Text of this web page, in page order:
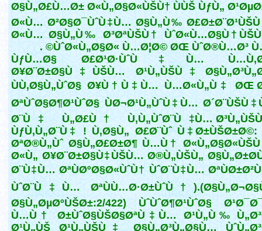
Ø§Ù„Ø£Ù…Ø± Ø«Ù„Ø§Ø«ÙŠÙ† ÙÙŠ ÙƒÙ„
Ø«Ù… Ø²Ø§Ø¯ÙˆÙ‡Ù… Ø§Ù„Ù‰
Ø«Ù… Ø§Ù„Ù‰ Ø³ØªÙŠÙ†
ÙˆØ«Ù„Ø§Ø« Ù…Ø¦Ø© ØŒ ÙˆØ®Ù…Ø³
ÙƒÙ…Ø§ Ø£Ø¹Ø·ÙˆÙ‡Ù…
Ø¥Ø¨Ø±Ø§Ù‡ÙŠÙ… Ø¹Ù„ÙŠÙ‡
ÙÙ‚Ø§Ù„ÙˆØ§ Ø¥Ù†Ù‡Ù… Ù…Ø«Ù„Ù‡ ØŒ
ØªÙˆØ§Ø¶Ø¹ÙˆØ§ ÙØ¬Ø¹Ù„ÙˆÙ‡Ù…
Ø¨Ù‡ Ù„Ø£Ù† Ù‚Ù„ÙˆØ¨Ù‡Ù…
ÙƒÙ‚Ù„Ø¨Ù‡ ! Ù‚Ø§Ù„ Ø£Ø¨Ùˆ Ù‡Ø±ÙŠØ±Ø©:
ØªØ®Ù„Ùˆ Ø§Ù„Ø£Ø±Ø¶ Ù…Ù†
Ø«Ù„ Ø¥Ø¨Ø±Ø§Ù‡ÙŠÙ… Ø®Ù„ÙŠÙ„
Ø¨Ù‡Ù… ØªÙØºØ§Ø«ÙˆÙ† ÙˆØ¨Ù‡Ù…
ÙˆØ¨Ù‡Ù…
Ø§Ù„ØµØºÙŠØ±:2/422) ÙˆÙˆØ¶Ø¹ÙˆØ§
Ù…Ù† Ø±ÙˆØ§ÙŠØ§ØªÙ‡Ù… Ø¹Ù„Ù‰
Ø¹Ù„ÙŠ Ø¹Ù„ÙŠÙ‡ Ø§Ù„Ø³Ù„Ø§Ù…